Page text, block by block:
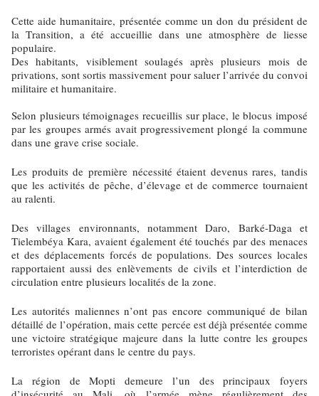
Cette aide humanitaire, présentée comme un don du président de
la Transition, a été accueillie dans une atmosphère de liesse
populaire.
Des habitants, visiblement soulagés après plusieurs mois de
privations, sont sortis massivement pour saluer l’arrivée du convoi
militaire et humanitaire.
Selon plusieurs témoignages recueillis sur place, le blocus imposé
par les groupes armés avait progressivement plongé la commune
dans une grave crise sociale.
Les produits de première nécessité étaient devenus rares, tandis
que les activités de pêche, d’élevage et de commerce tournaient
au ralenti.
Des villages environnants, notamment Daro, Barké-Daga et
Tielembéya Kara, avaient également été touchés par des menaces
et des déplacements forcés de populations. Des sources locales
rapportaient aussi des enlèvements de civils et l’interdiction de
circulation entre plusieurs localités de la zone.
Les autorités maliennes n’ont pas encore communiqué de bilan
détaillé de l’opération, mais cette percée est déjà présentée comme
une victoire stratégique majeure dans la lutte contre les groupes
terroristes opérant dans le centre du pays.
La région de Mopti demeure l’un des principaux foyers